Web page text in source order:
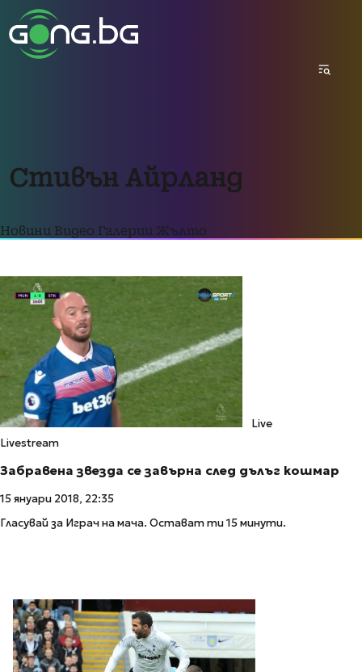
Стивън Айрланд
Новини Видео Галерии Жълто
Live
Livestream
Забравена звезда се завърна след дълъг кошмар
15 януари 2018, 22:35
Гласувай за Играч на мача. Остават ти 15 минути.